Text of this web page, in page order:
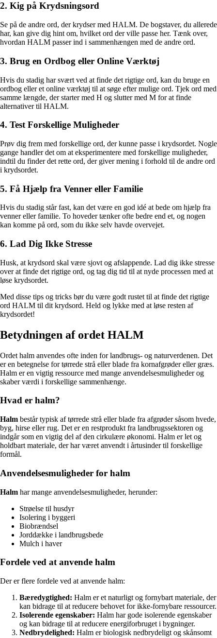
2. Kig på Krydsningsord
Se på de andre ord, der krydser med HALM. De bogstaver, du allerede
har, kan give dig hint om, hvilket ord der ville passe her. Tænk over,
hvordan HALM passer ind i sammenhængen med de andre ord.
3. Brug en Ordbog eller Online Værktøj
Hvis du stadig har svært ved at finde det rigtige ord, kan du bruge en
ordbog eller et online værktøj til at søge efter mulige ord. Tjek ord med
samme længde, der starter med H og slutter med M for at finde
alternativer til HALM.
4. Test Forskellige Muligheder
Prøv dig frem med forskellige ord, der kunne passe i krydsordet. Nogle
gange handler det om at eksperimentere med forskellige muligheder,
indtil du finder det rette ord, der giver mening i forhold til de andre ord
i krydsordet.
5. Få Hjælp fra Venner eller Familie
Hvis du stadig står fast, kan det være en god idé at bede om hjælp fra
venner eller familie. To hoveder tænker ofte bedre end et, og nogen
kan komme på ord, som du ikke selv havde overvejet.
6. Lad Dig Ikke Stresse
Husk, at krydsord skal være sjovt og afslappende. Lad dig ikke stresse
over at finde det rigtige ord, og tag dig tid til at nyde processen med at
løse krydsordet.
Med disse tips og tricks bør du være godt rustet til at finde det rigtige
ord HALM til dit krydsord. Held og lykke med at løse resten af
krydsordet!
Betydningen af ordet HALM
Ordet halm anvendes ofte inden for landbrugs- og naturverdenen. Det
er en betegnelse for tørrede strå eller blade fra kornafgrøder eller græs.
Halm er en vigtig ressource med mange anvendelsesmuligheder og
skaber værdi i forskellige sammenhænge.
Hvad er halm?
Halm består typisk af tørrede strå eller blade fra afgrøder såsom hvede,
byg, hirse eller rug. Det er en restprodukt fra landbrugssektoren og
indgår som en vigtig del af den cirkulære økonomi. Halm er let og
holdbart materiale, der har været anvendt i årtusinder til forskellige
formål.
Anvendelsesmuligheder for halm
Halm har mange anvendelsesmuligheder, herunder:
Strøelse til husdyr
Isolering i byggeri
Biobrændsel
Jorddække i landbrugsbede
Mulch i haver
Fordele ved at anvende halm
Der er flere fordele ved at anvende halm:
Bæredygtighed: Halm er et naturligt og fornybart materiale, der
kan bidrage til at reducere behovet for ikke-fornybare ressourcer.
Isolerende egenskaber: Halm har gode isolerende egenskaber
og kan bidrage til at reducere energiforbruget i bygninger.
Nedbrydelighed: Halm er biologisk nedbrydeligt og skånsomt